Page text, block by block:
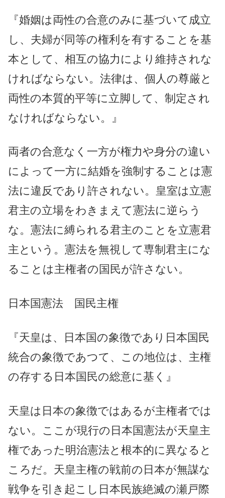
『婚姻は両性の合意のみに基づいて成立
し、夫婦が同等の権利を有することを基
本として、相互の協力により維持されな
ければならない。法律は、個人の尊厳と
両性の本質的平等に立脚して、制定され
なければならない。』
両者の合意なく一方が権力や身分の違い
によって一方に結婚を強制することは憲
法に違反であり許されない。皇室は立憲
君主の立場をわきまえて憲法に逆らう
な。憲法に縛られる君主のことを立憲君
主という。憲法を無視して専制君主にな
ることは主権者の国民が許さない。
日本国憲法 国民主権
『天皇は、日本国の象徴であり日本国民
統合の象徴であつて、この地位は、主権
の存する日本国民の総意に基く』
天皇は日本の象徴ではあるが主権者では
ない。ここが現行の日本国憲法が天皇主
権であった明治憲法と根本的に異なると
ころだ。天皇主権の戦前の日本が無謀な
戦争を引き起こし日本民族絶滅の瀬戸際